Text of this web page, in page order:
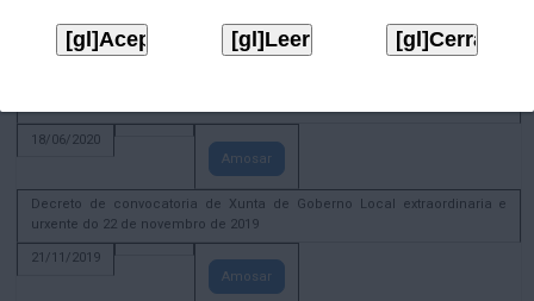
08/07/2020
Amosar
18/06/2020
Amosar
Decreto de convocatoria de Xunta de Goberno Local extraordinaria e
urxente do 22 de novembro de 2019
21/11/2019
Amosar